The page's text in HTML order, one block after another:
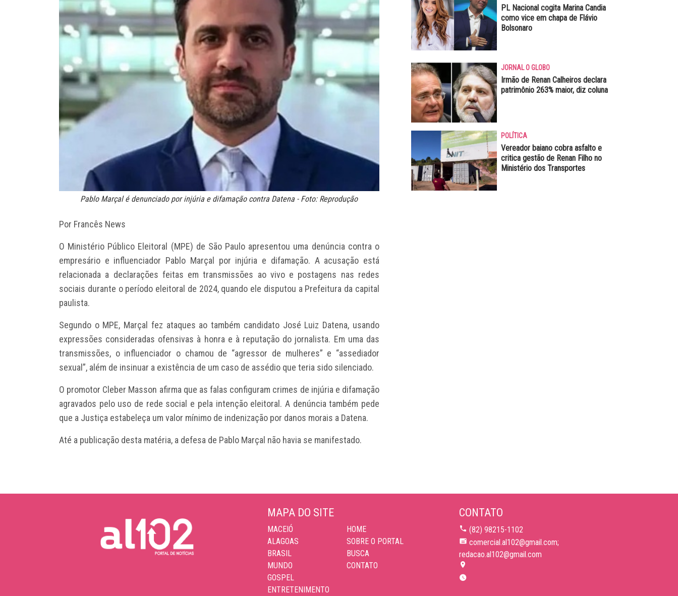
Pablo Marçal é denunciado por injúria e difamação contra Datena - Foto: Reprodução
Por Francês News
O Ministério Público Eleitoral (MPE) de São Paulo apresentou uma denúncia contra o
empresário e influenciador Pablo Marçal por injúria e difamação. A acusação está
relacionada a declarações feitas em transmissões ao vivo e postagens nas redes
sociais durante o período eleitoral de 2024, quando ele disputou a Prefeitura da capital
paulista.
Segundo o MPE, Marçal fez ataques ao também candidato José Luiz Datena, usando
expressões consideradas ofensivas à honra e à reputação do jornalista. Em uma das
transmissões, o influenciador o chamou de “agressor de mulheres” e “assediador
sexual”, além de insinuar a existência de um caso de assédio que teria sido silenciado.
O promotor Cleber Masson afirma que as falas configuram crimes de injúria e difamação
agravados pelo uso de rede social e pela intenção eleitoral. A denúncia também pede
que a Justiça estabeleça um valor mínimo de indenização por danos morais a Datena.
Até a publicação desta matéria, a defesa de Pablo Marçal não havia se manifestado.
PL Nacional cogita Marina Candia
como vice em chapa de Flávio
Bolsonaro
JORNAL O GLOBO
Irmão de Renan Calheiros declara
patrimônio 263% maior, diz coluna
POLÍTICA
Vereador baiano cobra asfalto e
critica gestão de Renan Filho no
Ministério dos Transportes
MAPA DO SITE
MACEIÓ
ALAGOAS
BRASIL
MUNDO
GOSPEL
ENTRETENIMENTO
HOME
SOBRE O PORTAL
BUSCA
CONTATO
CONTATO
(82) 98215-1102
comercial.al102@gmail.com;
redacao.al102@gmail.com